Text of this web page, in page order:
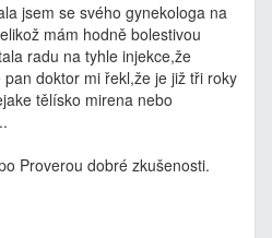
jsem se svého gynekologa na
mám hodně bolestivou
radu na tyhle injekce,že
doktor mi řekl,že je již tři roky
tělísko mirena nebo
Proverou dobré zkušenosti.